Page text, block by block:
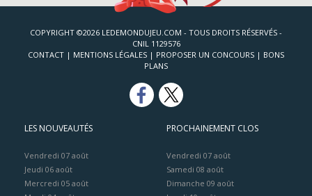
COPYRIGHT ©2026 LEDEMONDUJEU.COM - TOUS DROITS RÉSERVÉS -
CNIL 1129576
CONTACT | MENTIONS LÉGALES | PROPOSER UN CONCOURS | BONS
PLANS
LES NOUVEAUTÉS
Vendredi 07 août
Jeudi 06 août
Mercredi 05 août
PROCHAINEMENT CLOS
Vendredi 07 août
Samedi 08 août
Dimanche 09 août